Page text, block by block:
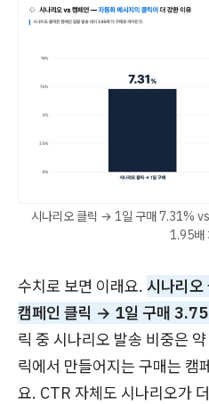
시나리오 클릭 → 1일 구매 7.31%
1.95배
수치로 보면 이래요. 시나리
캠페인 클릭 → 1일 구매
릭 중 시나리오 발송 비중은 약
릭에서 만들어지는 구매는 캠
요. CTR 자체도 시나리오가